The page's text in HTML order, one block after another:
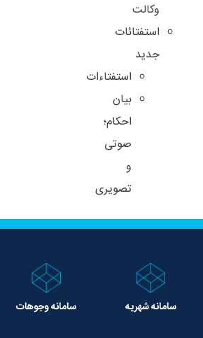
وکالت
استفتائات
جدید
استفتاءات
بیان
احکام؛
صوتی
و
تصویری
سامانه شهریه سامانه وجوهات